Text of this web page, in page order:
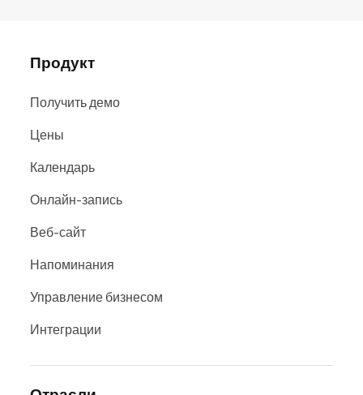
Продукт
Получить демо
Цены
Календарь
Онлайн-запись
Веб-сайт
Напоминания
Управление бизнесом
Интеграции